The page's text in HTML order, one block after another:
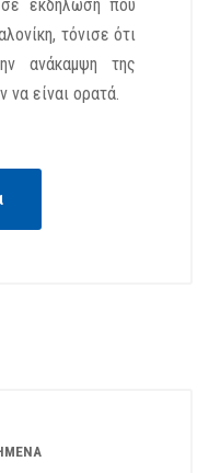
εκδήλωση που
τόνισε ότι
ανάκαμψη της
να είναι ορατά.